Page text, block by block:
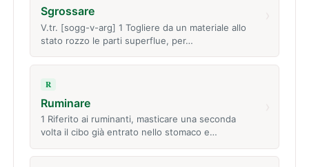
Sgrossare
V.tr. [sogg-v-arg] 1 Togliere da un materiale allo
stato rozzo le parti superflue, per…
R
Ruminare
1 Riferito ai ruminanti, masticare una seconda
volta il cibo già entrato nello stomaco e…